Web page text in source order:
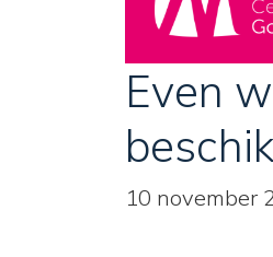
Even
10 november